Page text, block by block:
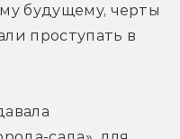
будущему, черты
проступать в